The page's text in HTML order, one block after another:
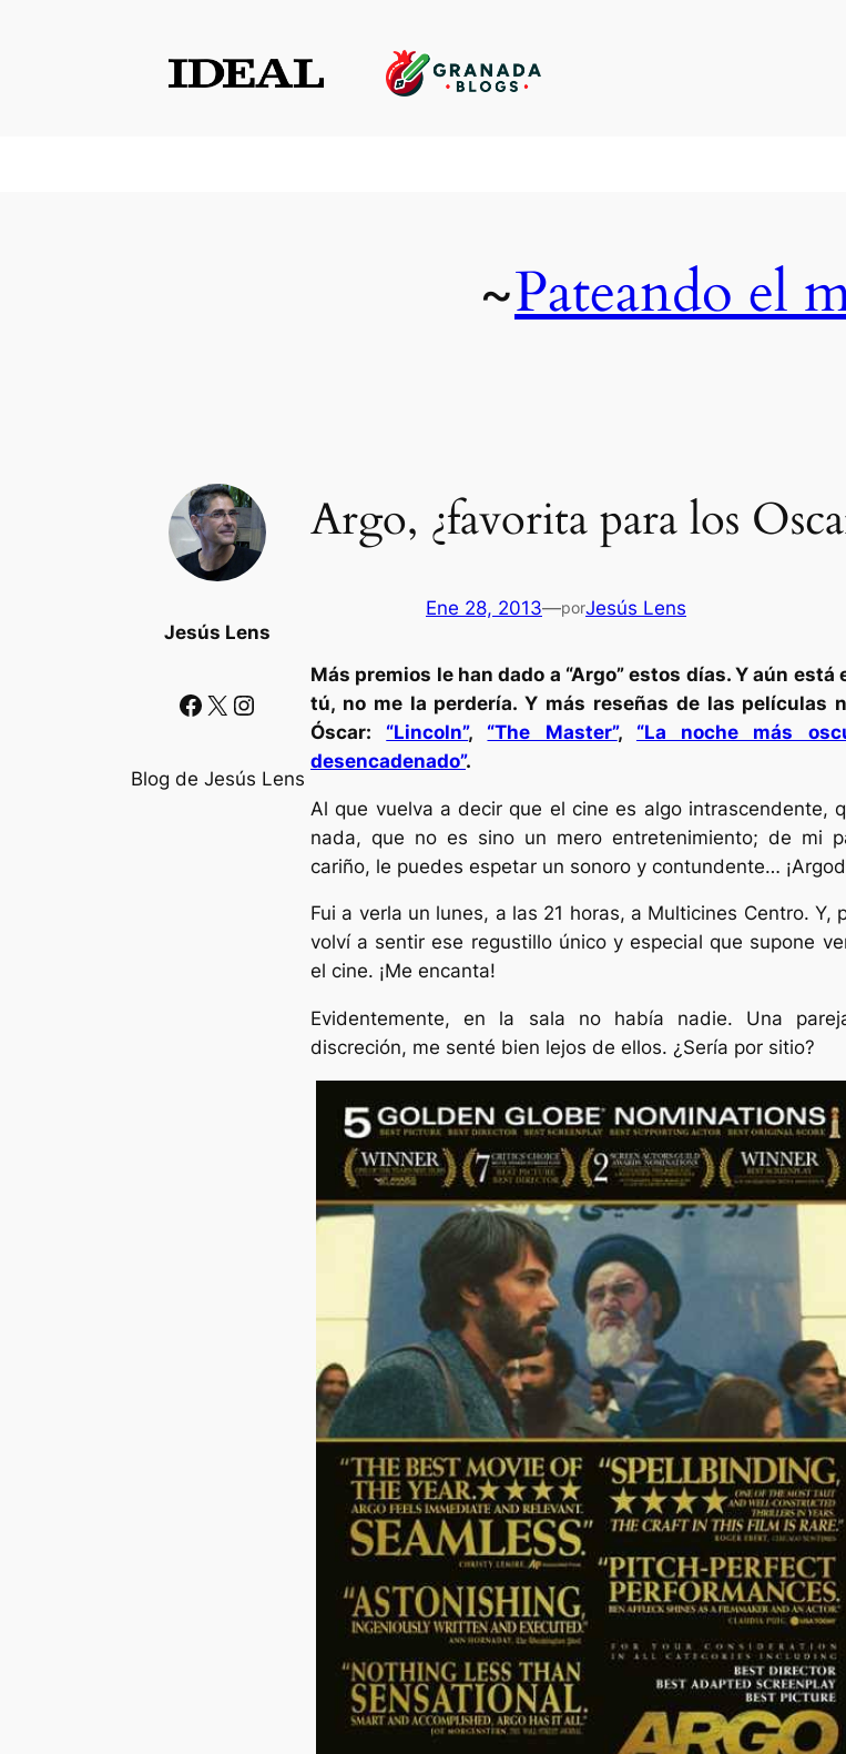
~Pateando el
Jesús Lens
Facebook X Instagram
Blog de Jesús Lens
Argo, ¿favorita para los
Ene 28, 2013—porJesús Lens
Más premios le han dado a “Argo” estos días. Y aún está
tú, no me la perdería. Y más reseñas de las películas
Óscar: “Lincoln”, “The Master”, “La noche más
desencadenado”.
Al que vuelva a decir que el cine es algo intrascendente,
nada, que no es sino un mero entretenimiento; de mi
cariño, le puedes espetar un sonoro y contundente…
Fui a verla un lunes, a las 21 horas, a Multicines Centro. Y,
volví a sentir ese regustillo único y especial que supone
el cine. ¡Me encanta!
Evidentemente, en la sala no había nadie. Una
discreción, me senté bien lejos de ellos. ¿Sería por sitio?